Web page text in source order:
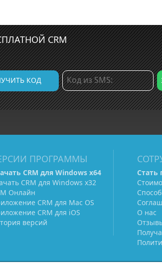
CRM
ПРОГРАММЫ
CRM для Windows х64
CRM для Windows х32
Онлайн
CRM для Mac OS
CRM для iOS
версий
Стать
О нас